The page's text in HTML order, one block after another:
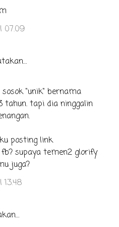
07.09
"unik" bernama
tahun. tapi dia ninggalin
posting link
supaya temen2 glorify
juga?